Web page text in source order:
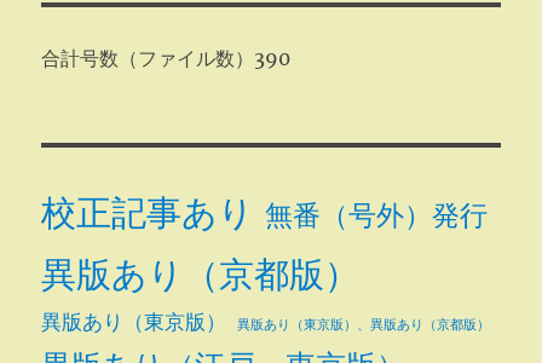
合計号数（ファイル数）390
校正記事あり 無番（号外）発行
異版あり（京都版）
異版あり（東京版） 異版あり（東京版）、異版あり（京都版）